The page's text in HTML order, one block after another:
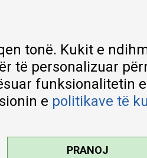
e çmimevetonë. Kukit e
të personalizuar
funksionalitetin
e politikave të
PRANOJ